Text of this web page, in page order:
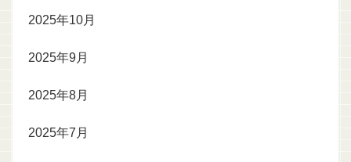
2025年10月
2025年9月
2025年8月
2025年7月